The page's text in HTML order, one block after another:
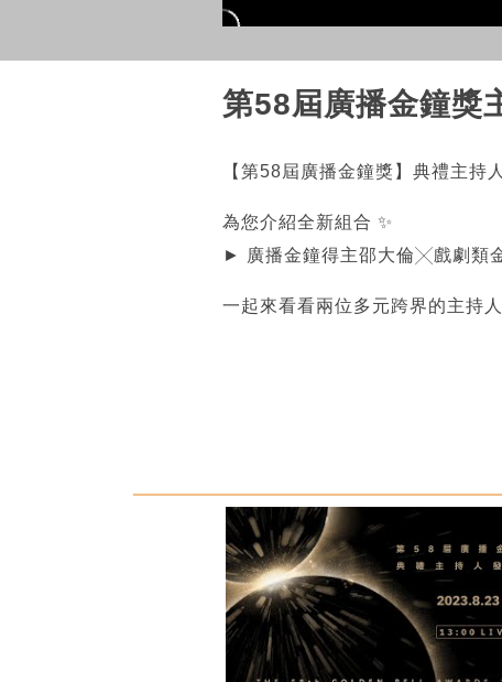
第58屆廣播金鐘獎
【第58屆廣播金鐘獎】典禮主持
為您介紹全新組合 ✨
► 廣播金鐘得主邵大倫╳戲劇類
一起來看看兩位多元跨界的主持